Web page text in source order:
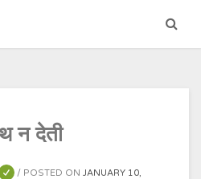
न देती
POSTED ONJANUARY 10,